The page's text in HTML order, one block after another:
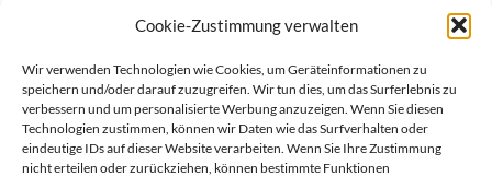
Cookie-Zustimmung verwalten
Wir verwenden Technologien wie Cookies, um Geräteinformationen zu
speichern und/oder darauf zuzugreifen. Wir tun dies, um das Surferlebnis zu
verbessern und um personalisierte Werbung anzuzeigen. Wenn Sie diesen
Technologien zustimmen, können wir Daten wie das Surfverhalten oder
eindeutige IDs auf dieser Website verarbeiten. Wenn Sie Ihre Zustimmung
nicht erteilen oder zurückziehen, können bestimmte Funktionen